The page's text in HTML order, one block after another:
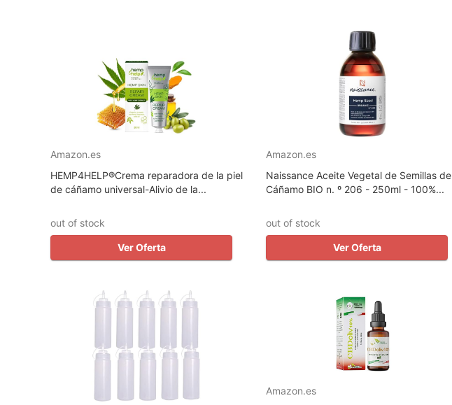
Amazon.es
HEMP4HELP®️Crema reparadora de la piel
de cáñamo universal-Alivio de la...
out of stock
Ver Oferta
Amazon.es
Naissance Aceite Vegetal de Semillas de
Cáñamo BIO n. º 206 - 250ml - 100%...
out of stock
Ver Oferta
Amazon.es